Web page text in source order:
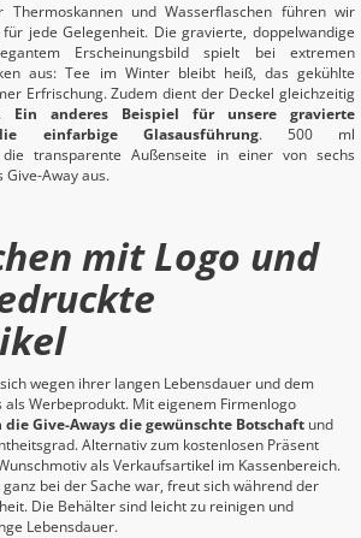
und Wasserflaschen führen wir
jede Gelegenheit. Die gravierte, doppelwandige
Erscheinungsbild spielt bei extremen
aus: Tee im Winter bleibt heiß, das gekühlte
Erfrischung. Zudem dient der Deckel gleichzeitig
Ein anderes Beispiel für unsere gravierte
einfarbige Glasausführung. 500 ml
die transparente Außenseite in einer von sechs
Give-Away aus.
mit Logo und
wegen ihrer langen Lebensdauer und dem
als Werbeprodukt. Mit eigenem Firmenlogo
Give-Aways die gewünschte Botschaft und
Alternativ zum kostenlosen Präsent
als Verkaufsartikel im Kassenbereich.
bei der Sache war, freut sich während der
Die Behälter sind leicht zu reinigen und
Lebensdauer.